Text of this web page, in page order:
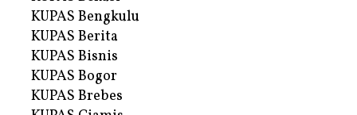
KUPAS Bengkulu
KUPAS Berita
KUPAS Bisnis
KUPAS Bogor
KUPAS Brebes